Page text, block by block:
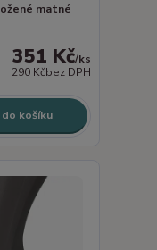
matné
351 Kč/ks
290 Kčbez DPH
košíku